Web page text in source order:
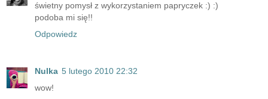
świetny pomysł z wykorzystaniem papryczek :) :)
podoba mi się!!
Odpowiedz
Nulka 5 lutego 2010 22:32
wow!